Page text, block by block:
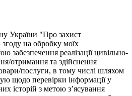
України "Про захист
на обробку моїх
забезпечення реалізації цивільно-
отримання та здійснення
послуги, в тому числі шляхом
щодо перевірки інформації у
історій з метою з’ясування